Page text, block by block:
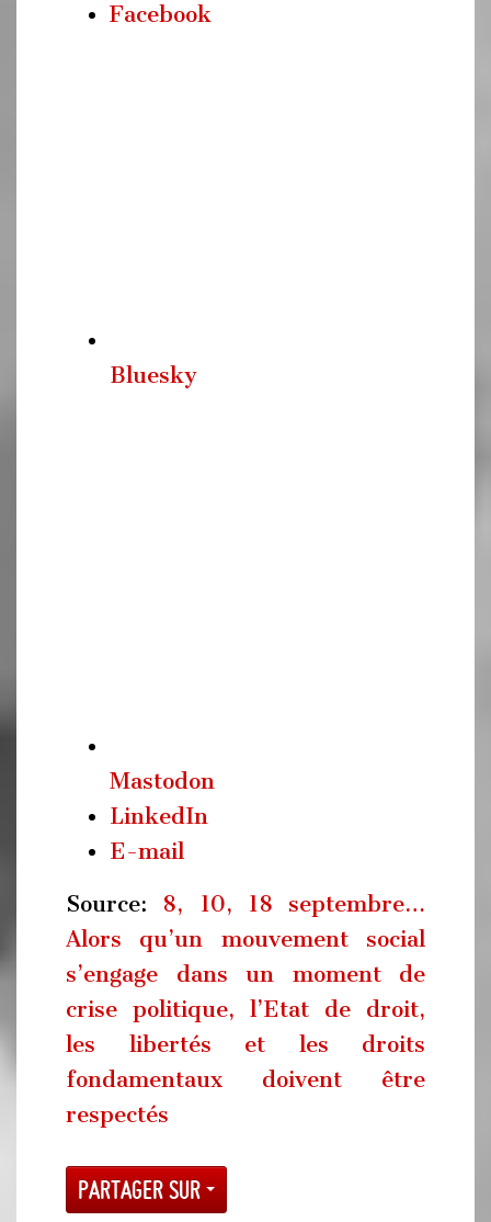
Facebook
Bluesky
Mastodon
LinkedIn
E-mail
Source: 8, 10, 18 septembre…
Alors qu’un mouvement social
s’engage dans un moment de
crise politique, l’Etat de droit,
les libertés et les droits
fondamentaux doivent être
respectés
Partager sur